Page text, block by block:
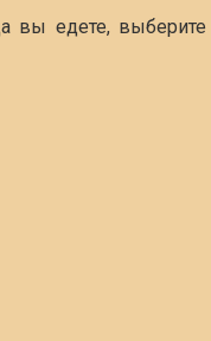
вы едете,